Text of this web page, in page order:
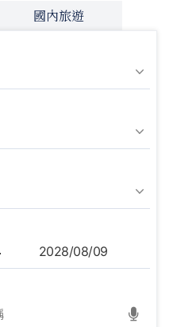
國內旅遊